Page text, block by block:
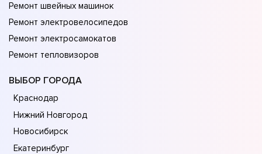
Ремонт швейных машинок
Ремонт электровелосипедов
Ремонт электросамокатов
Ремонт тепловизоров
ВЫБОР ГОРОДА
Краснодар
Нижний Новгород
Новосибирск
Екатеринбург